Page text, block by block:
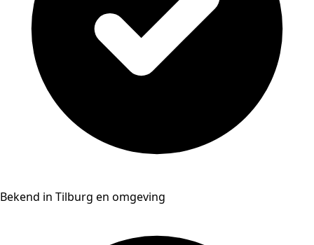
Bekend in Tilburg en omgeving